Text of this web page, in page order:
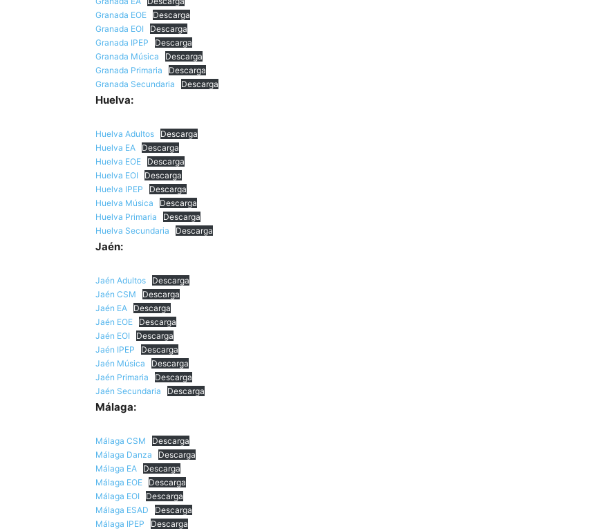
Granada EOE
Descarga
Granada EOI
Descarga
Granada IPEP
Descarga
Granada Música
Descarga
Granada Primaria
Descarga
Granada Secundaria
Descarga
Huelva:
Huelva Adultos
Descarga
Huelva EA
Descarga
Huelva EOE
Descarga
Huelva EOI
Descarga
Huelva IPEP
Descarga
Huelva Música
Descarga
Huelva Primaria
Descarga
Huelva Secundaria
Descarga
Jaén:
Jaén Adultos
Descarga
Jaén CSM
Descarga
Jaén EA
Descarga
Jaén EOE
Descarga
Jaén EOI
Descarga
Jaén IPEP
Descarga
Jaén Música
Descarga
Jaén Primaria
Descarga
Jaén Secundaria
Descarga
Málaga:
Málaga CSM
Descarga
Málaga Danza
Descarga
Málaga EA
Descarga
Málaga EOE
Descarga
Málaga EOI
Descarga
Málaga ESAD
Descarga
Málaga IPEP
Descarga